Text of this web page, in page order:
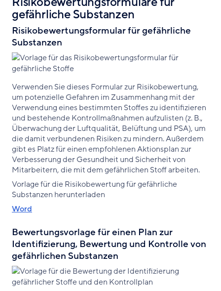
gefährliche Substanzen
Risikobewertungsformular für gefährliche
Substanzen
Verwenden Sie dieses Formular zur Risikobewertung,
um potenzielle Gefahren im Zusammenhang mit der
Verwendung eines bestimmten Stoffes zu identifizieren
und bestehende Kontrollmaßnahmen aufzulisten (z. B.,
Überwachung der Luftqualität, Belüftung und PSA), um
die damit verbundenen Risiken zu mindern. Außerdem
gibt es Platz für einen empfohlenen Aktionsplan zur
Verbesserung der Gesundheit und Sicherheit von
Mitarbeitern, die mit dem gefährlichen Stoff arbeiten.
Vorlage für die Risikobewertung für gefährliche
Substanzen herunterladen
Word
Bewertungsvorlage für einen Plan zur
Identifizierung, Bewertung und Kontrolle von
gefährlichen Substanzen